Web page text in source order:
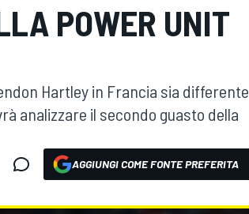
POWER UNIT
Hartley in Francia sia differente
analizzare il secondo guasto della
AGGIUNGI COME FONTE PREFERITA